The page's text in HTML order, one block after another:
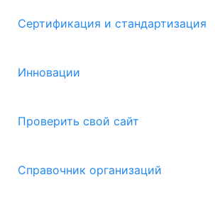
Сертификация и стандартизация
Инновации
Проверить свой сайт
Справочник организаций